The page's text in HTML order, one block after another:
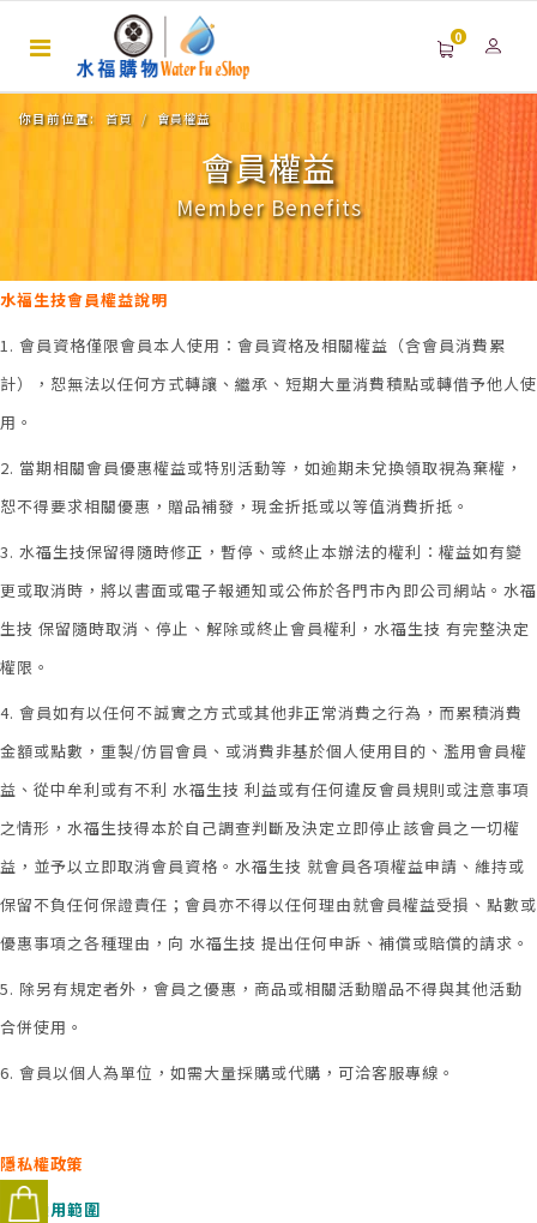
0
你目前位置: 首頁 會員權益
會員權益
Member Benefits
水福生技會員權益說明
1. 會員資格僅限會員本人使用：會員資格及相關權益（含會員消費累
計），恕無法以任何方式轉讓、繼承、短期大量消費積點或轉借予他人使
用。
2. 當期相關會員優惠權益或特別活動等，如逾期未兌換領取視為棄權，
恕不得要求相關優惠，贈品補發，現金折抵或以等值消費折抵。
3. 水福生技保留得隨時修正，暫停、或終止本辦法的權利：權益如有變
更或取消時，將以書面或電子報通知或公佈於各門市內即公司網站。水福
生技 保留隨時取消、停止、解除或終止會員權利，水福生技 有完整決定
權限。
4. 會員如有以任何不誠實之方式或其他非正常消費之行為，而累積消費
金額或點數，重製/仿冒會員、或消費非基於個人使用目的、濫用會員權
益、從中牟利或有不利 水福生技 利益或有任何違反會員規則或注意事項
之情形，水福生技得本於自己調查判斷及決定立即停止該會員之一切權
益，並予以立即取消會員資格。水福生技 就會員各項權益申請、維持或
保留不負任何保證責任；會員亦不得以任何理由就會員權益受損、點數或
優惠事項之各種理由，向 水福生技 提出任何申訴、補償或賠償的請求。
5. 除另有規定者外，會員之優惠，商品或相關活動贈品不得與其他活動
合併使用。
6. 會員以個人為單位，如需大量採購或代購，可洽客服專線。
隱私權政策
一、適用範圍